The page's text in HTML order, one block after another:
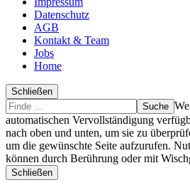
Datenschutz
AGB
Kontakt & Team
Jobs
Home
Schließen
Suche
Finde
…
automatischen Vervollständigung
nach oben und unten, um sie zu
um die gewünschte Seite aufzurufen.
können durch Berührung oder mit
Schließen